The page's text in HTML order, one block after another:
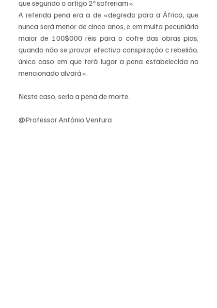
que segundo o artigo 2º sofreriam».
A referida pena era a de «degredo para a África, que
nunca será menor de cinco anos, e em multa pecuniária
maior de 100$000 réis para o cofre das obras pias,
quando não se provar efectiva conspiração c rebelião,
único caso em que terá lugar a pena estabelecida no
mencionado alvará».
Neste caso, seria a pena de morte.
@Professor António Ventura